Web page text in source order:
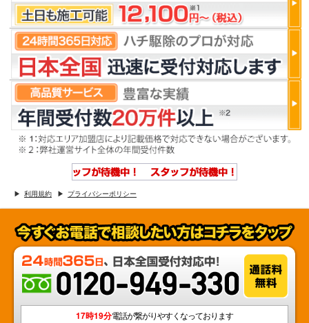
利用規約 プライバシーポリシー
17時19分電話が繋がりやすくなっております